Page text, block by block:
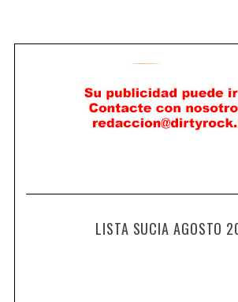
LISTA SUCIA AGOSTO